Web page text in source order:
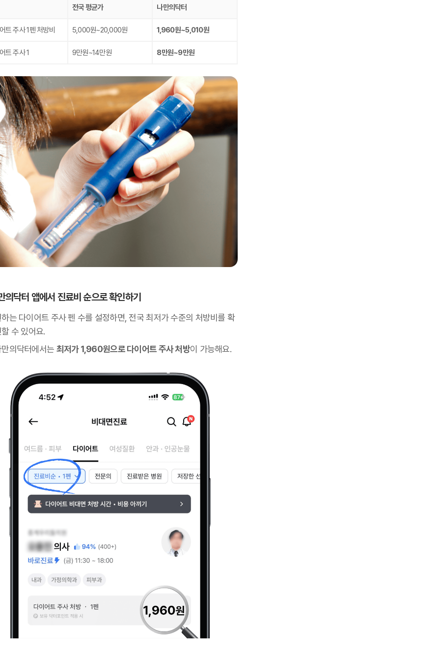
전국 평균가 나만의닥터
트 주사 1펜 처방비 5,000원~20,000원 1,960원~5,010원
트 주사 1 9만원~14만원 8만원~9만원
의닥터 앱에서 진료비 순으로 확인하기
는 다이어트 주사 펜 수를 설정하면, 전국 최저가 수준의 처방비를 확
수 있어요.
의닥터에서는 최저가 1,960원으로 다이어트 주사 처방이 가능해요.